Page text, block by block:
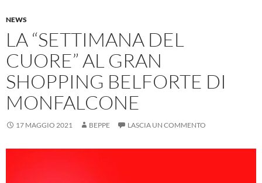
NEWS
LA “SETTIMANA DEL
CUORE” AL GRAN
SHOPPING BELFORTE DI
MONFALCONE
17 MAGGIO 2021 BEPPE LASCIA UN COMMENTO